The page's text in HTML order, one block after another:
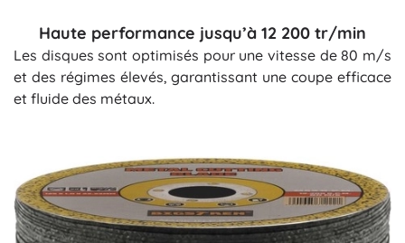
Haute performance jusqu’à 12 200 tr/min
Les disques sont optimisés pour une vitesse de 80 m/s
et des régimes élevés, garantissant une coupe efficace
et fluide des métaux.